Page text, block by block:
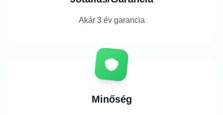
Akár 3 év garancia
Minőség